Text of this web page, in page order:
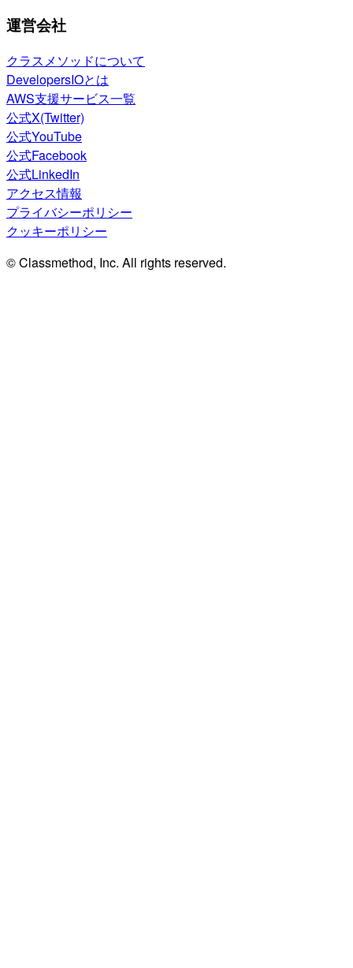
運営会社
クラスメソッドについて
DevelopersIOとは
AWS支援サービス一覧
公式X(Twitter)
公式YouTube
公式Facebook
公式LinkedIn
アクセス情報
プライバシーポリシー
クッキーポリシー
© Classmethod, Inc. All rights reserved.